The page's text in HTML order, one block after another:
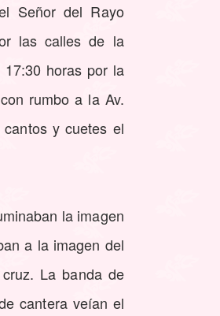
Señor del Rayo
las calles de la
horas por la
rumbo a la Av.
y cuetes el
la imagen
a la imagen del
La banda de
cantera veían el